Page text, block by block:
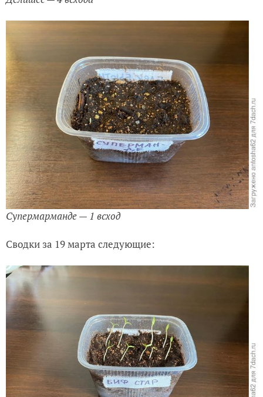
Супермарманде — 1 всход
Сводки за 19 марта следующие: